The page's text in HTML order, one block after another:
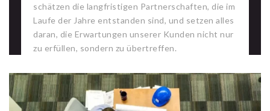
schätzen die langfristigen Partnerschaften, die im
Laufe der Jahre entstanden sind, und setzen alles
daran, die Erwartungen unserer Kunden nicht nur
zu erfüllen, sondern zu übertreffen.